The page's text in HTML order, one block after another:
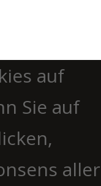
auf
Sie auf
aller